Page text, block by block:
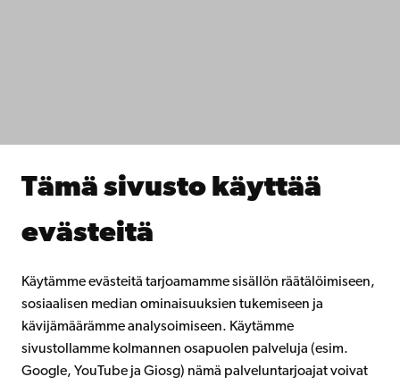
Tämä sivusto käyttää
evästeitä
Käytämme evästeitä tarjoamamme sisällön räätälöimiseen,
sosiaalisen median ominaisuuksien tukemiseen ja
kävijämäärämme analysoimiseen. Käytämme
sivustollamme kolmannen osapuolen palveluja (esim.
Google, YouTube ja Giosg) nämä palveluntarjoajat voivat
Åbo Akademin kirjasto
Lahjoita Åbo Akademille
Åbo Akademista
Facebook Instagram YouTube LinkedIn Blog Snapchat